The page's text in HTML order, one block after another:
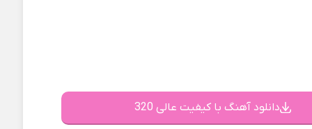
دانلود آهنگ با کیفیت عالی 320